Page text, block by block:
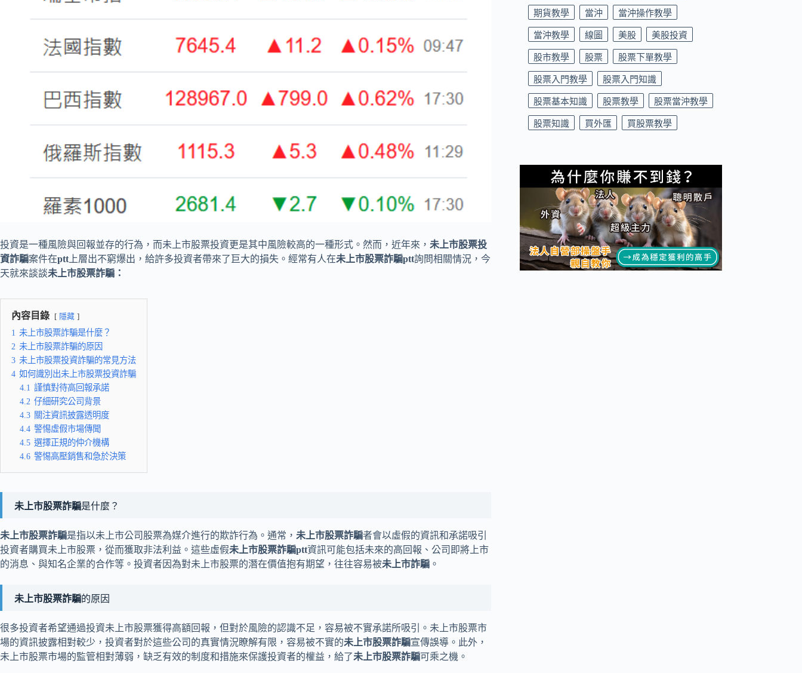
投資是一種風險與回報並存的行為，而未上市股票投資更是其中風險較高的一種形式。然而，近年來， 未上市股票投
資詐騙案件在ptt 上層出不窮爆出，給許多投資者帶來了巨大的損失。經常有人在未上市股票詐騙ptt詢問相關情況，今
天就來談談未上市股票詐騙：
內容目錄 隱藏
1 未上市股票詐騙是什麼？
2 未上市股票詐騙的原因
3 未上市股票投資詐騙的常見方法
4 如何識別出未上市股票投資詐騙
4.1 謹慎對待高回報承諾
4.2 仔細研究公司背景
4.3 關注資訊披露透明度
4.4 警惕虛假市場傳聞
4.5 選擇正規的仲介機構
4.6 警惕高壓銷售和急於決策
未上市股票詐騙是什麼？
未上市股票詐騙是指以未上市公司股票為媒介進行的欺詐行為。通常， 未上市股票詐騙者會以虛假的資訊和承諾吸引
投資者購買未上市股票，從而獲取非法利益。這些虛假未上市股票詐騙ptt資訊可能包括未來的高回報、公司即將上市
的消息、與知名企業的合作等。投資者因為對未上市股票的潛在價值抱有期望，往往容易被未上市詐騙 。
未上市股票詐騙的原因
很多投資者希望通過投資未上市股票獲得高額回報，但對於風險的認識不足，容易被不實承諾所吸引。未上市股票市
場的資訊披露相對較少，投資者對於這些公司的真實情況瞭解有限，容易被不實的未上市股票詐騙宣傳誤導。此外，
未上市股票市場的監管相對薄弱，缺乏有效的制度和措施來保護投資者的權益，給了未上市股票詐騙可乘之機。
期貨教學 當沖 當沖操作教學
當沖教學 線圖 美股 美股投資
股市教學 股票 股票下單教學
股票入門教學 股票入門知識
股票基本知識 股票教學 股票當沖教學
股票知識 買外匯 買股票教學